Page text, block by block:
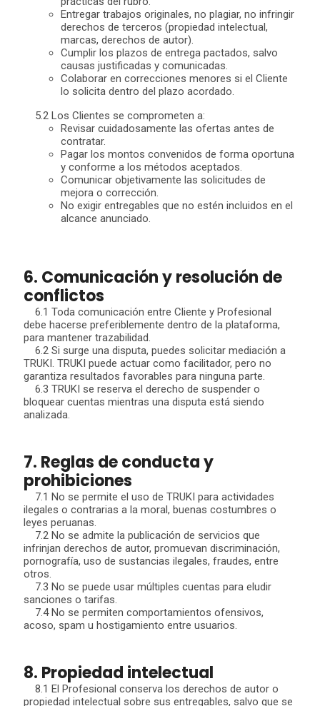
Entregar trabajos originales, no plagiar, no infringir
derechos de terceros (propiedad intelectual,
marcas, derechos de autor).
Cumplir los plazos de entrega pactados, salvo
causas justificadas y comunicadas.
Colaborar en correcciones menores si el Cliente
lo solicita dentro del plazo acordado.
5.2 Los Clientes se comprometen a:
Revisar cuidadosamente las ofertas antes de
contratar.
Pagar los montos convenidos de forma oportuna
y conforme a los métodos aceptados.
Comunicar objetivamente las solicitudes de
mejora o corrección.
No exigir entregables que no estén incluidos en el
alcance anunciado.
6. Comunicación y resolución de
conflictos
6.1 Toda comunicación entre Cliente y Profesional
debe hacerse preferiblemente dentro de la plataforma,
para mantener trazabilidad.
6.2 Si surge una disputa, puedes solicitar mediación a
TRUKI. TRUKI puede actuar como facilitador, pero no
garantiza resultados favorables para ninguna parte.
6.3 TRUKI se reserva el derecho de suspender o
bloquear cuentas mientras una disputa está siendo
analizada.
7. Reglas de conducta y
prohibiciones
7.1 No se permite el uso de TRUKI para actividades
ilegales o contrarias a la moral, buenas costumbres o
leyes peruanas.
7.2 No se admite la publicación de servicios que
infrinjan derechos de autor, promuevan discriminación,
pornografía, uso de sustancias ilegales, fraudes, entre
otros.
7.3 No se puede usar múltiples cuentas para eludir
sanciones o tarifas.
7.4 No se permiten comportamientos ofensivos,
acoso, spam u hostigamiento entre usuarios.
8. Propiedad intelectual
8.1 El Profesional conserva los derechos de autor o
propiedad intelectual sobre sus entregables, salvo que se